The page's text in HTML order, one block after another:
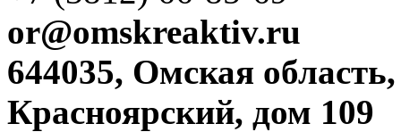
or@omskreaktiv.ru
644035, Омская
Красноярский, дом 109